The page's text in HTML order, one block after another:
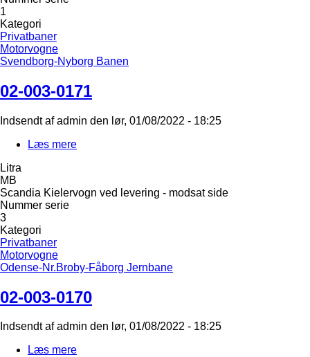
1
Kategori
Privatbaner
Motorvogne
Svendborg-Nyborg Banen
02-003-0171
Indsendt afadmin den lør, 01/08/2022 - 18:25
Læs mere
Litra
MB
Scandia Kielervogn ved levering - modsat side
Nummer serie
3
Kategori
Privatbaner
Motorvogne
Odense-Nr.Broby-Fåborg Jernbane
02-003-0170
Indsendt afadmin den lør, 01/08/2022 - 18:25
Læs mere